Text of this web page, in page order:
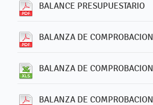
BALANCE PRESUPUESTARIO
BALANZA DE COMPROBACION
BALANZA DE COMPROBACION
BALANZA DE COMPROBACION